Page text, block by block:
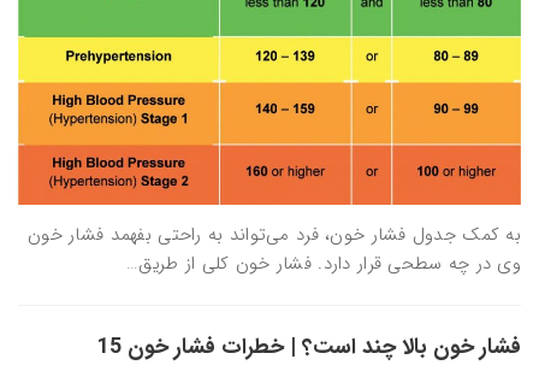
به کمک جدول فشار خون، فرد می‌تواند به‌ راحتی بفهمد فشار خون
وی در چه سطحی قرار دارد. فشار خون کلی از طریق…
فشار خون بالا چند است؟ | خطرات فشار خون 15